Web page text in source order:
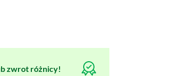
zwrot różnicy!